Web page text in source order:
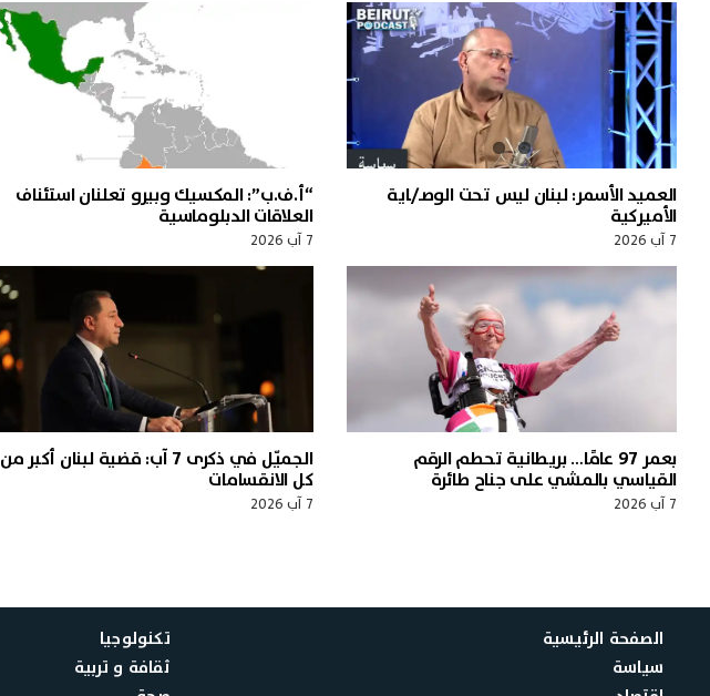
العميد الأسمر: لبنان ليس تحت الوصـ/ـاية
الأميركية
7 آب 2026
“أ.ف.ب”: المكسيك وبيرو تعلنان استئناف
العلاقات الدبلوماسية
7 آب 2026
بعمر 97 عامًا… بريطانية تحطم الرقم
القياسي بالمشي على جناح طائرة
7 آب 2026
الجميّل في ذكرى 7 آب: قضية لبنان أكبر من
كل الانقسامات
7 آب 2026
الصفحة الرئيسية
سياسة
تكنولوجيا
ثقافة و تربية